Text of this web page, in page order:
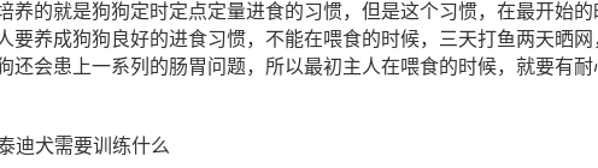
养的就是狗狗定时定点定量进食的习惯，但是这个习惯，在最开始
要养成狗狗良好的进食习惯，不能在喂食的时候，三天打鱼两天晒
还会患上一系列的肠胃问题，所以最初主人在喂食的时候，就要有